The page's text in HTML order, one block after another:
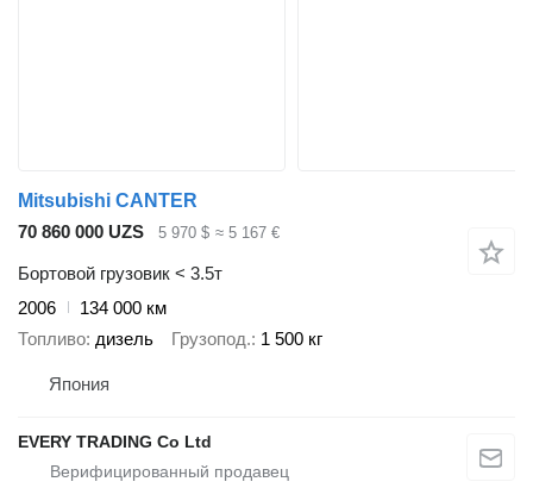
Mitsubishi CANTER
70 860 000 UZS
5 970 $ ≈ 5 167 €
Бортовой грузовик < 3.5т
2006
134 000 км
Топливо дизель Грузопод. 1 500 кг
Япония
EVERY TRADING Co Ltd